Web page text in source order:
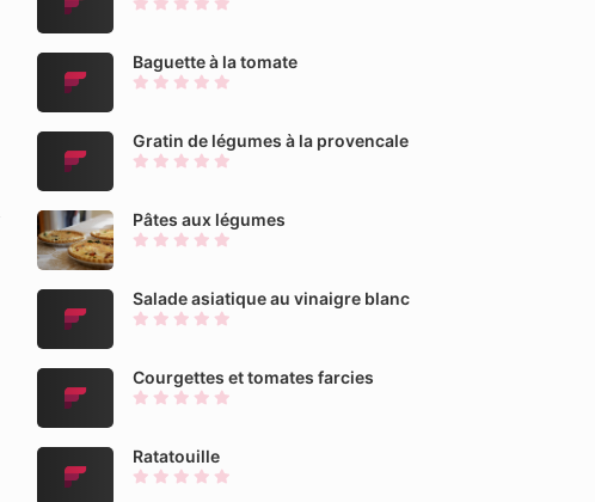
Baguette à la tomate
Gratin de légumes à la provencale
Pâtes aux légumes
Salade asiatique au vinaigre blanc
Courgettes et tomates farcies
Ratatouille